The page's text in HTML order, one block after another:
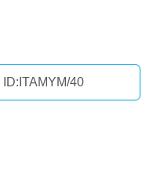
ID:ITAMYM/40